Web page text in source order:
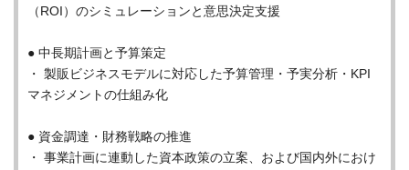
（ROI）のシミュレーションと意思決定支援
● 中⾧期計画と予算策定
・ 製販ビジネスモデルに対応した予算管理・予実分析・KPI
マネジメントの仕組み化
● 資金調達・財務戦略の推進
・ 事業計画に連動した資本政策の立案、および国内外におけ